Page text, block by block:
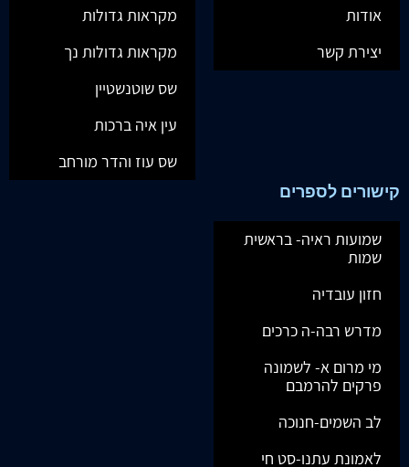
אודות
יצירת קשר
מקראות גדולות
מקראות גדולות נך
שס שוטנשטיין
עין איה ברכות
שס עוז והדר מורחב
קישורים לספרים
שמועות ראיה- בראשית
שמות
חזון עובדיה
מדרש רבה-ה כרכים
מי מרום א- לשמונה
פרקים להרמבם
לב השמים-חנוכה
לאמונת עתנו-סט חי